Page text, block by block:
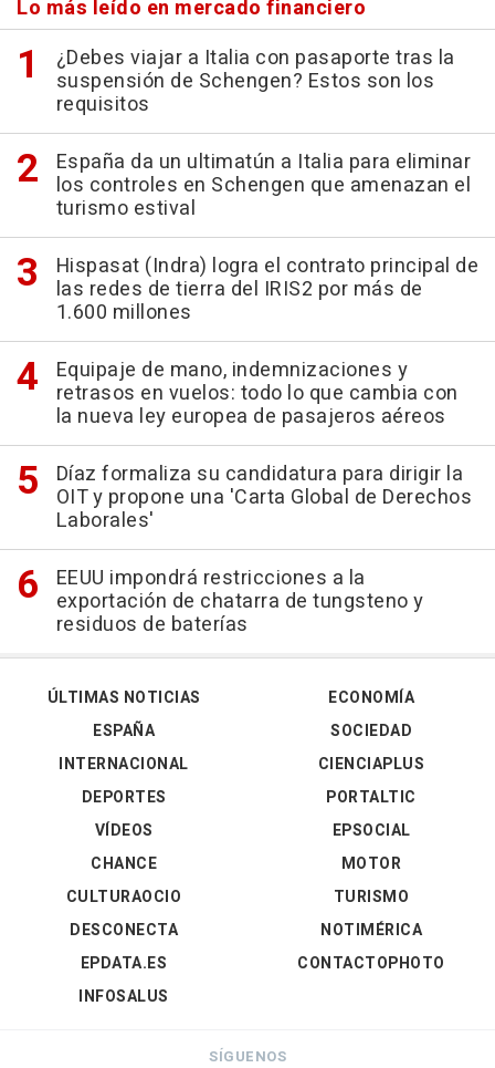
Lo más leído en mercado financiero
¿Debes viajar a Italia con pasaporte tras la
suspensión de Schengen? Estos son los
requisitos
España da un ultimatún a Italia para eliminar
los controles en Schengen que amenazan el
turismo estival
Hispasat (Indra) logra el contrato principal de
las redes de tierra del IRIS2 por más de
1.600 millones
Equipaje de mano, indemnizaciones y
retrasos en vuelos: todo lo que cambia con
la nueva ley europea de pasajeros aéreos
Díaz formaliza su candidatura para dirigir la
OIT y propone una 'Carta Global de Derechos
Laborales'
EEUU impondrá restricciones a la
exportación de chatarra de tungsteno y
residuos de baterías
ÚLTIMAS NOTICIAS
ESPAÑA
INTERNACIONAL
DEPORTES
VÍDEOS
ECONOMÍA
SOCIEDAD
CIENCIAPLUS
PORTALTIC
EPSOCIAL
CHANCE
CULTURAOCIO
DESCONECTA
EPDATA.ES
INFOSALUS
MOTOR
TURISMO
NOTIMÉRICA
CONTACTOPHOTO
SÍGUENOS